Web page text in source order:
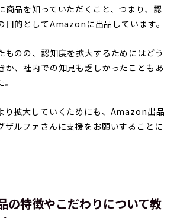
商品を知っていただくこと、つまり、認
目的としてAmazonに出品しています。
ものの、認知度を拡大するためにはどう
か、社内での知見も乏しかったこともあ
り拡大していくためにも、Amazon出品
ザルファさんに支援をお願いすることに
の特徴やこだわりについて教